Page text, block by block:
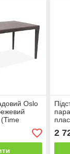
Oslo
TM)
2